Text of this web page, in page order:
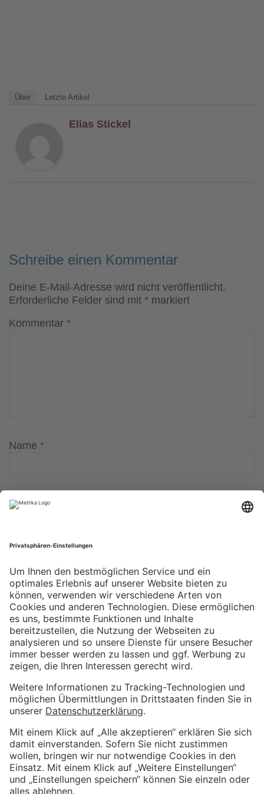
Über Letzte Artikel
Elias Stickel
Schreibe einen Kommentar
Deine E-Mail-Adresse wird nicht veröffentlicht.
Erforderliche Felder sind mit * markiert
Kommentar *
Name *
Website
Weitere Informationen
Impressum
Kostenloser Growth Engine Call
Datenschutzerklärung
AGB
Kundenbewertungen und Erfahrungen zu
Metrika GmbH
100
%
SEHR GUT